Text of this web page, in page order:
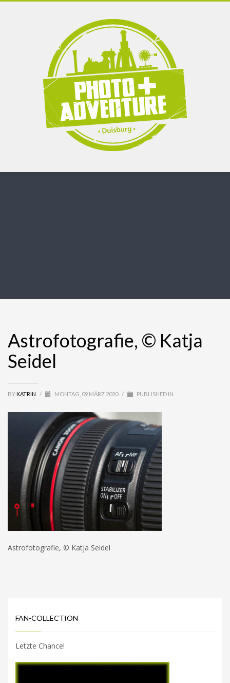
Astrofotografie, © Katja
Seidel
BY KATRIN / MONTAG, 09 MÄRZ 2020 / PUBLISHED IN
Astrofotografie, © Katja Seidel
FAN-COLLECTION
Letzte Chance!